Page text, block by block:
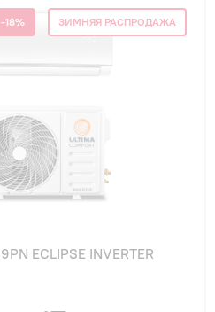
-18% ЗИМНЯЯ РАСПРОДАЖА
ECLIPSE INVERTER